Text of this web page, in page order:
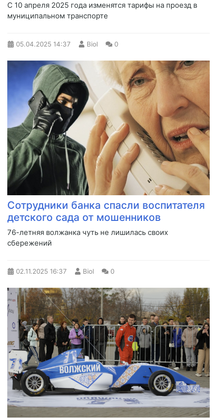
С 10 апреля 2025 года изменятся тарифы на проезд в
муниципальном транспорте
05.04.2025 14:37 Biol 0
Сотрудники банка спасли воспитателя
детского сада от мошенников
76-летняя волжанка чуть не лишилась своих
сбережений
02.11.2025 16:37 Biol 0